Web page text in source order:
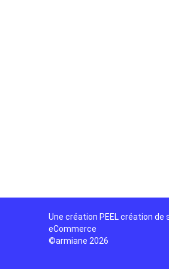
Une création PEEL création de
eCommerce
©armiane 2026